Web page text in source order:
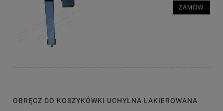
ZAMÓW
OBRĘCZ DO KOSZYKÓWKI UCHYLNA LAKIEROWANA